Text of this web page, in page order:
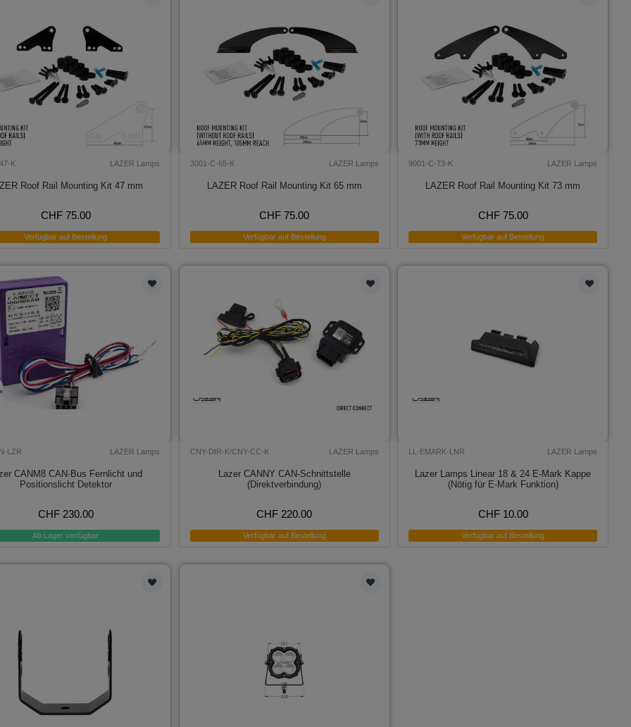
K LAZER Lamps
Roof Rail Mounting Kit 47 mm
CHF 75.00
Verfügbar auf Bestellung
3001-C-65-K LAZER Lamps
LAZER Roof Rail Mounting Kit 65 mm
CHF 75.00
Verfügbar auf Bestellung
9001-C-73-K LAZER Lamps
LAZER Roof Rail Mounting Kit 73 mm
CHF 75.00
Verfügbar auf Bestellung
LZR LAZER Lamps
CANM8 CAN-Bus Fernlicht und
Positionslicht Detektor
CHF 230.00
Ab Lager verfügbar
CNY-DIR-K/CNY-CC-K LAZER Lamps
Lazer CANNY CAN-Schnittstelle
(Direktverbindung)
CHF 220.00
Verfügbar auf Bestellung
LL-EMARK-LNR LAZER Lamps
Lazer Lamps Linear 18 & 24 E-Mark Kappe
(Nötig für E-Mark Funktion)
CHF 10.00
Verfügbar auf Bestellung